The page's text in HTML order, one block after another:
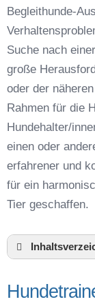
Begleithunde-
Suche nach
große
oder der
Rahmen für die
Hundehalter/
einen oder
erfahrener und
für ein
Tier geschaffen.